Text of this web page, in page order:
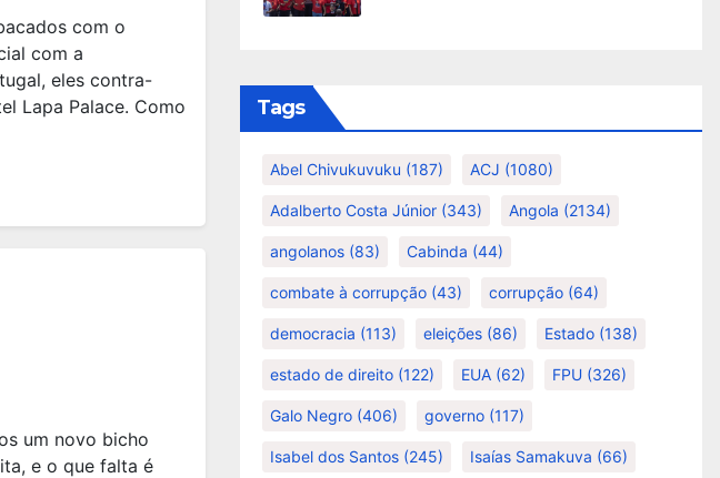
com o
com a
eles contra-
Lapa Palace. Como
um novo bicho
e o que falta é
Tags
Abel Chivukuvuku (187) ACJ (1080)
Adalberto Costa Júnior (343) Angola (2134)
angolanos (83) Cabinda (44)
combate à corrupção (43) corrupção (64)
democracia (113) eleições (86) Estado (138)
estado de direito (122) EUA (62) FPU (326)
Galo Negro (406) governo (117)
Isabel dos Santos (245) Isaías Samakuva (66)